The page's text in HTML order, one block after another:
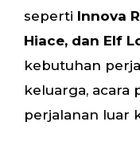
seperti Innova
Hiace, dan Elf
kebutuhan
keluarga, acara
perjalanan luar